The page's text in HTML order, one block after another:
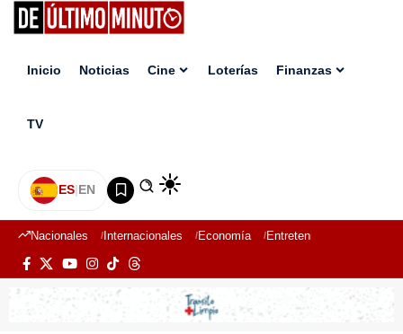
Inicio Noticias Cine Loterías Finanzas
TV
ES|EN
Nacionales Internacionales Economía Entretenimiento